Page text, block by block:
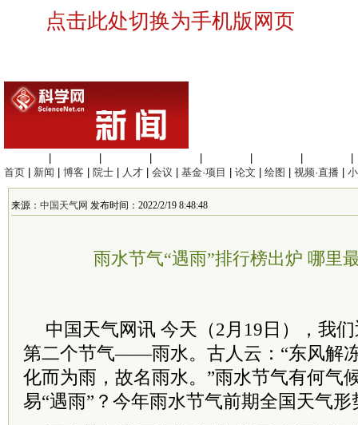
点击此处切换为手机版网页
首页
新闻 博客 院士 人才 会议 基金·项目 论文 绘图 视频·直播
来源： 中国天气网 发布时间：2022/2/19 8:48:48
雨水节气“遇雨”排行榜出炉 哪里
中国天气网讯 今天（2月19日），我
第二个节气——雨水。古人云：“东风解
化而为雨，故名雨水。”雨水节气有何气
易“遇雨”？今年雨水节气前期全国天气形